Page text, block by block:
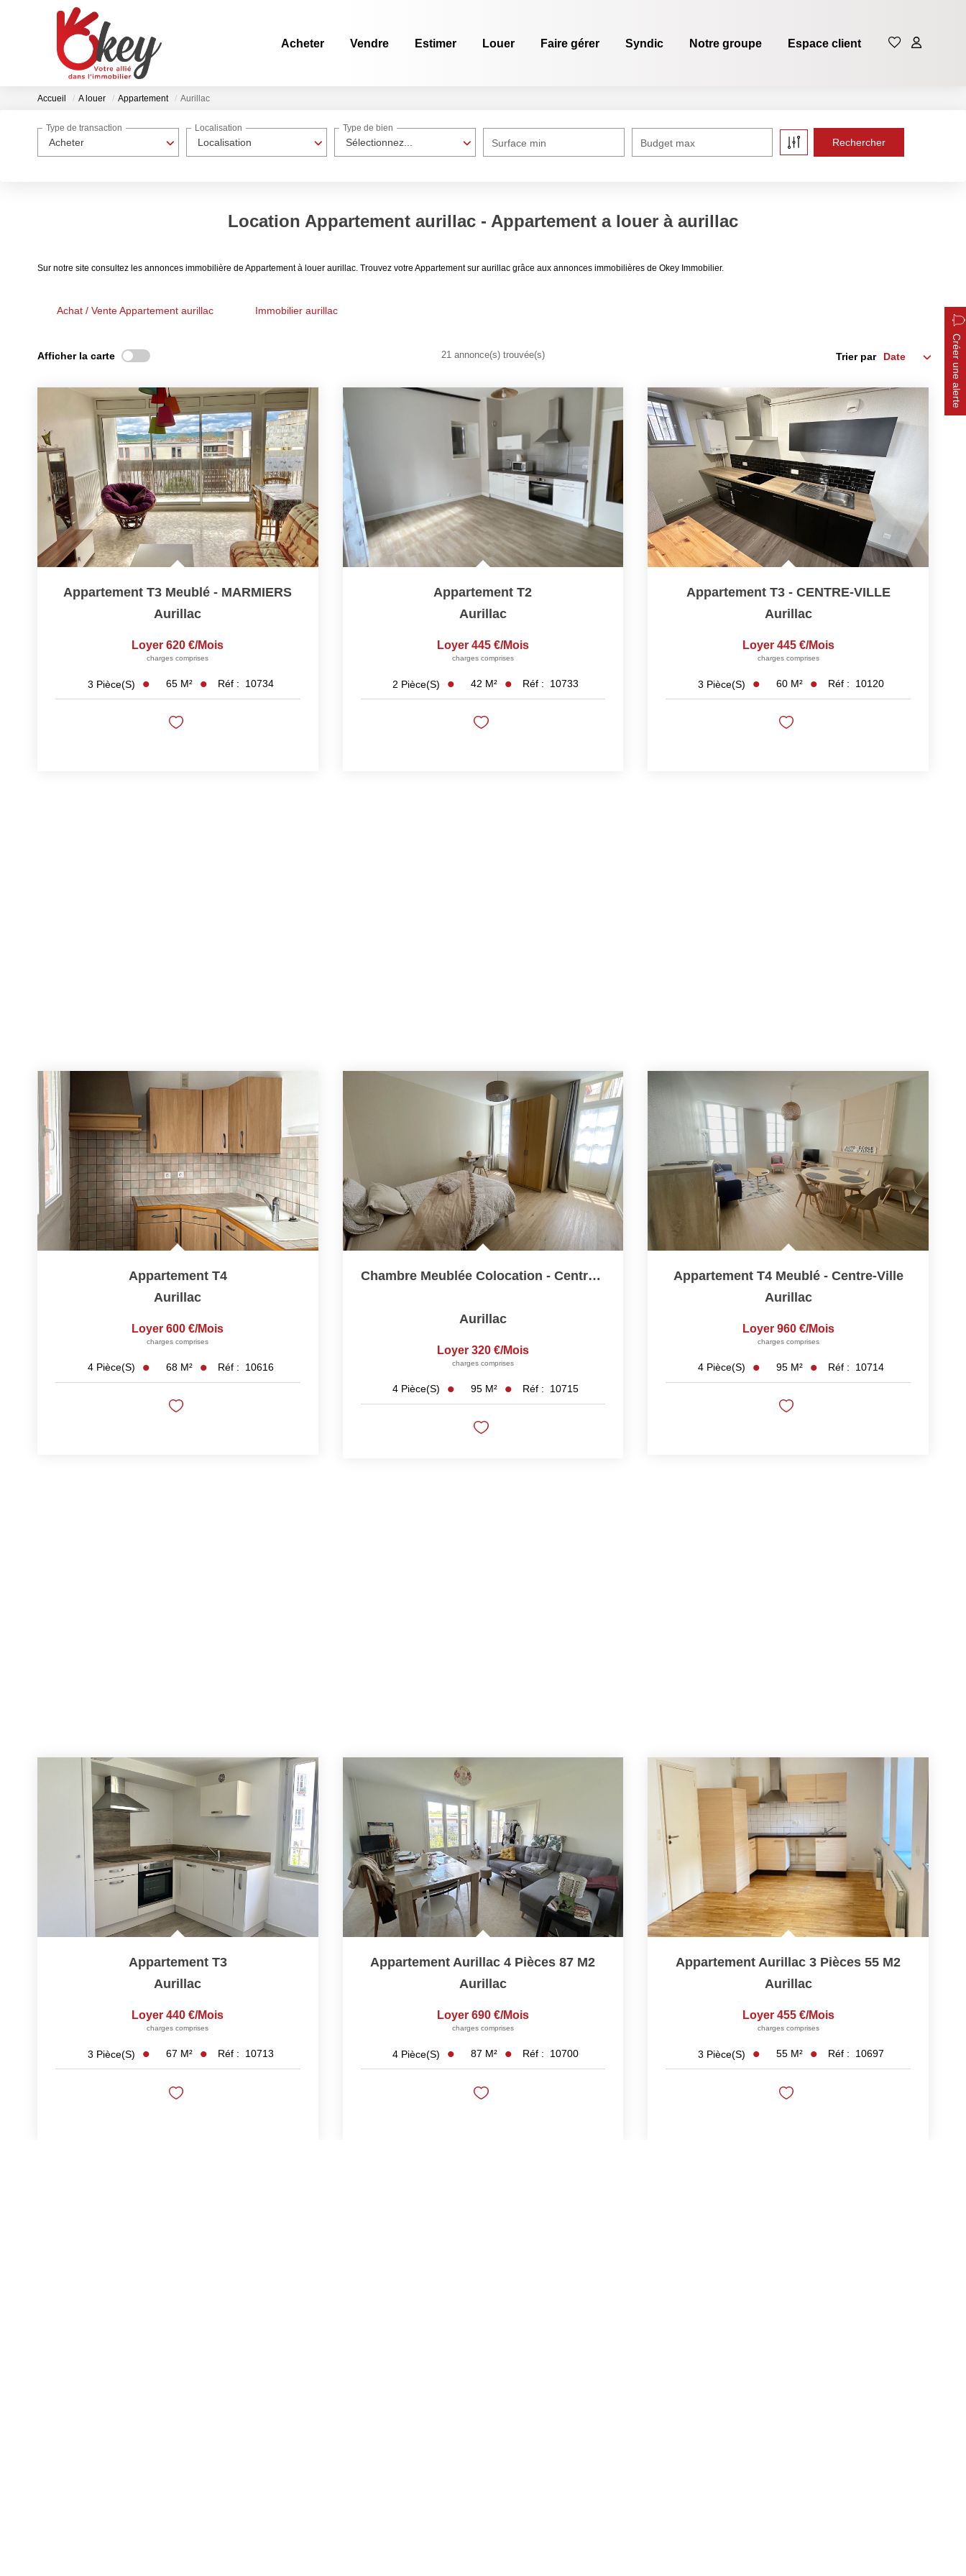
Acheter Vendre Estimer Louer Faire gérer Syndic Notre groupe Espace client
Accueil A louer Appartement Aurillac
Acheter
Type de transaction
Localisation
Localisation
Sélectionnez...
Type de bien
Surface min Budget max
Location Appartement aurillac - Appartement a louer à aurillac
Sur notre site consultez les annonces immobilière de Appartement à louer aurillac. Trouvez votre Appartement sur aurillac grâce aux annonces immobilières de Okey Immobilier.
Achat / Vente Appartement aurillac Immobilier aurillac
Créer une alerte
Afficher la carte 21 annonce(s) trouvée(s) Trier par
Appartement T3 Meublé - MARMIERS
Aurillac
Loyer 620 €/mois
charges comprises
3 Pièce(s) 65 M² Réf : 10734
Appartement T2
Aurillac
Loyer 445 €/mois
charges comprises
2 Pièce(s) 42 M² Réf : 10733
Appartement T3 - CENTRE-VILLE
Aurillac
Loyer 445 €/mois
charges comprises
3 Pièce(s) 60 M² Réf : 10120
Appartement T4
Aurillac
Loyer 600 €/mois
charges comprises
4 Pièce(s) 68 M² Réf : 10616
Chambre Meublée Colocation - Centre-Ville
Aurillac
Loyer 320 €/mois
charges comprises
4 Pièce(s) 95 M² Réf : 10715
Appartement T4 Meublé - Centre-Ville
Aurillac
Loyer 960 €/mois
charges comprises
4 Pièce(s) 95 M² Réf : 10714
Appartement T3
Aurillac
Loyer 440 €/mois
charges comprises
3 Pièce(s) 67 M² Réf : 10713
Appartement Aurillac 4 Pièces 87 M2
Aurillac
Loyer 690 €/mois
charges comprises
4 Pièce(s) 87 M² Réf : 10700
Appartement Aurillac 3 Pièces 55 M2
Aurillac
Loyer 455 €/mois
charges comprises
3 Pièce(s) 55 M² Réf : 10697